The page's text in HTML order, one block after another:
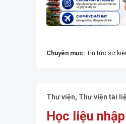
Chuyên mục: Tin tức sự
Thư viện, Thư viện tài
Học liệu